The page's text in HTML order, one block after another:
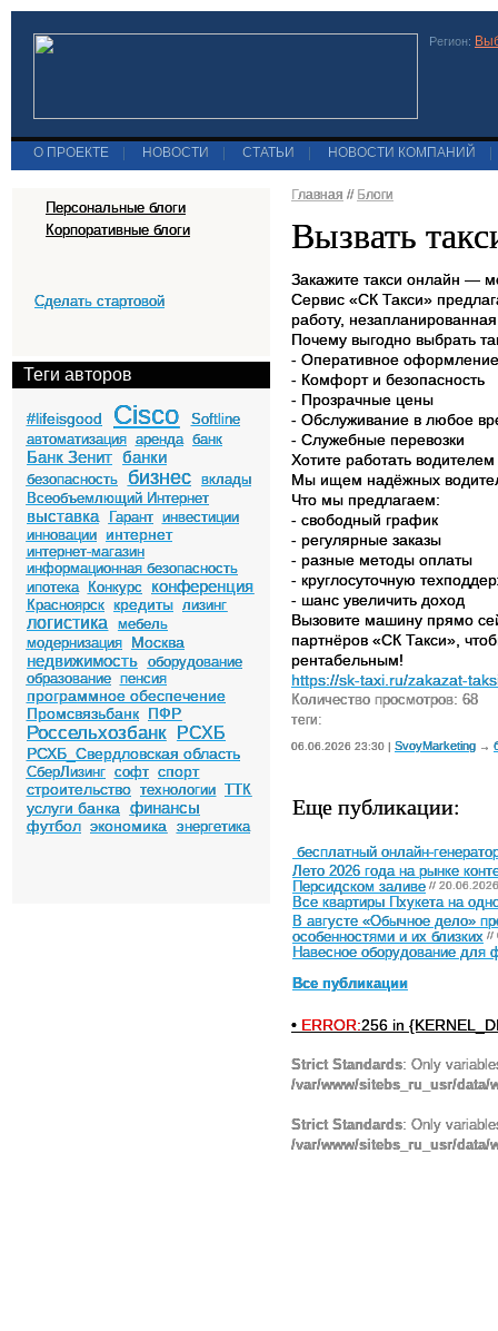
Регион:
О ПРОЕКТЕ НОВОСТИ СТАТЬИ НОВОСТИ КОМПАНИЙ
Персональные блоги
Корпоративные блоги
Сделать стартовой
Теги авторов
#lifeisgood Cisco
Softline
автоматизация аренда банк
Банк Зенит банки
безопасность бизнес
вклады
Всеобъемлющий Интернет
выставка Гарант инвестиции
инновации
интернет
интернет-магазин
информационная безопасность
ипотека
Конкурс конференция
Красноярск кредиты лизинг
логистика
мебель
модернизация
Москва
недвижимость оборудование
образование пенсия
программное обеспечение
Промсвязьбанк ПФР
Россельхозбанк РСХБ
РСХБ_Свердловская область
СберЛизинг софт спорт
строительство технологии ТТК
услуги банка финансы
футбол экономика энергетика
Главная // Блоги
Вызвать
Закажите такси онлайн —
Сервис «СК Такси»
работу,
Почему выгодно выбрать
- Оперативное оформление
- Комфорт и безопасность
- Прозрачные цены
- Обслуживание в любое
- Служебные перевозки
Хотите работать
Мы ищем надёжных
Что мы предлагаем:
- свободный график
- регулярные заказы
- разные методы оплаты
- круглосуточную
- шанс увеличить доход
Вызовите машину прямо
партнёров «СК Такси»,
рентабельным!
https://sk-taxi.ru/zakazat-
Количество просмотров: 68
теги:
06.06.2026 23:30 | SvoyMarketing →
Еще публикации:
бесплатный онлайн-
Лето 2026 года на рынке
Персидском заливе //
Все квартиры Пхукета на
В августе «Обычное дело»
особенностями и их близких //
Навесное оборудование для
Все публикации
• ERROR:256 in
Strict Standards: Only
/var/www/sitebs_ru_usr/
Strict Standards: Only
/var/www/sitebs_ru_usr/